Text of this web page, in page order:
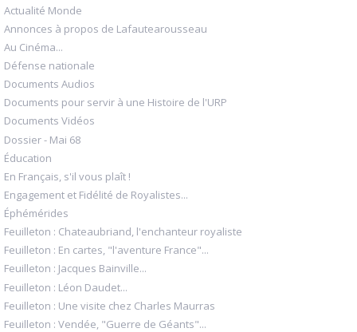
Actualité Monde
Annonces à propos de Lafautearousseau
Au Cinéma...
Défense nationale
Documents Audios
Documents pour servir à une Histoire de l'URP
Documents Vidéos
Dossier - Mai 68
Éducation
En Français, s'il vous plaît !
Engagement et Fidélité de Royalistes...
Éphémérides
Feuilleton : Chateaubriand, l'enchanteur royaliste
Feuilleton : En cartes, "l'aventure France"...
Feuilleton : Jacques Bainville...
Feuilleton : Léon Daudet...
Feuilleton : Une visite chez Charles Maurras
Feuilleton : Vendée, "Guerre de Géants"...